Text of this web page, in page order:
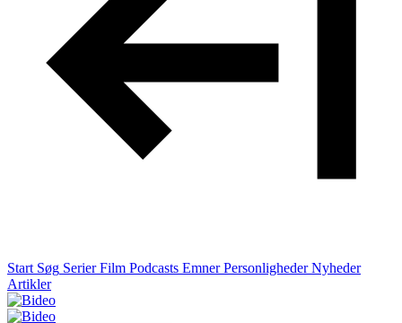
Start Søg Serier Film Podcasts Emner Personligheder Nyheder
Artikler